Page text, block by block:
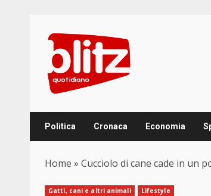
content
Politica Cronaca Economia
Home » Cucciolo di cane cade in un
Gatti, cani e altri animali Lifestyle